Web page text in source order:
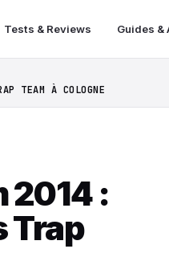
Tests & Reviews Guides &
TEAM À COLOGNE
2014 :
Trap